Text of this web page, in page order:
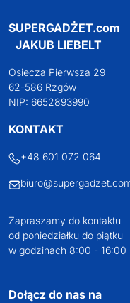
SUPERGADŻET.com
JAKUB LIEBELT
Osiecza Pierwsza 29
62-586 Rzgów
NIP: 6652893990
KONTAKT
+48 601 072 064
Zapraszamy do kontaktu
od poniedziałku do piątku
w godzinach 8:00 - 16:00
Dołącz do nas na